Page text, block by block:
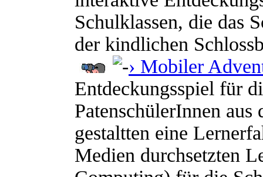
Schulklassen, die das
der kindlichen
› Mobiler
Entdeckungsspiel für
PatenschülerInnen aus
gestaltten eine
Medien durchsetzten